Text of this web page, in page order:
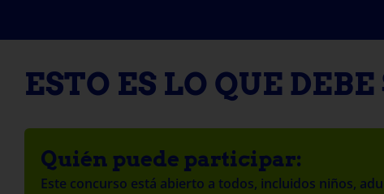
ESTO ES LO QUE DEBE
Quién puede participar:
Este concurso está abierto a todos, incluidos niños,